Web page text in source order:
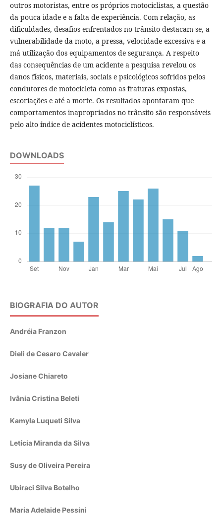
outros motoristas, entre os próprios motociclistas, a questão
da pouca idade e a falta de experiência. Com relação, as
dificuldades, desafios enfrentados no trânsito destacam-se, a
vulnerabilidade da moto, a pressa, velocidade excessiva e a
má utilização dos equipamentos de segurança. A respeito
das consequências de um acidente a pesquisa revelou os
danos físicos, materiais, sociais e psicológicos sofridos pelos
condutores de motocicleta como as fraturas expostas,
escoriações e até a morte. Os resultados apontaram que
comportamentos inapropriados no trânsito são responsáveis
pelo alto índice de acidentes motociclísticos.
DOWNLOADS
BIOGRAFIA DO AUTOR
Andréia Franzon
Dieli de Cesaro Cavaler
Josiane Chiareto
Ivânia Cristina Beleti
Kamyla Luqueti Silva
Letícia Miranda da Silva
Susy de Oliveira Pereira
Ubiraci Silva Botelho
Maria Adelaide Pessini